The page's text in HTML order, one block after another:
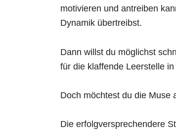
motivieren und antreiben
Dynamik übertreibst.
Dann willst du möglichst
für die klaffende Leerstelle
Doch möchtest du die Muse
Die erfolgversprechendere